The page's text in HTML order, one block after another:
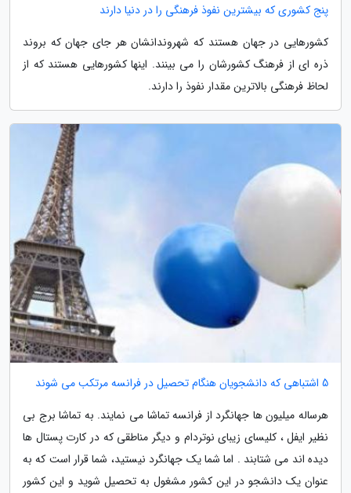
پنج کشوری که بیشترین نفوذ فرهنگی را در دنیا دارند
کشورهایی در جهان هستند که شهروندانشان هر جای جهان که بروند
ذره ای از فرهنگ کشورشان را می بینند. اینها کشورهایی هستند که از
لحاظ فرهنگی بالاترین مقدار نفوذ را دارند.
5 اشتباهی که دانشجویان هنگام تحصیل در فرانسه مرتکب می شوند
هرساله میلیون ها جهانگرد از فرانسه تماشا می نمایند. به تماشا برج بی
نظیر ایفل ، کلیسای زیبای نوتردام و دیگر مناطقی که در کارت پستال ها
دیده اند می شتابند . اما شما یک جهانگرد نیستید، شما قرار است که به
عنوان یک دانشجو در این کشور مشغول به تحصیل شوید و این کشور